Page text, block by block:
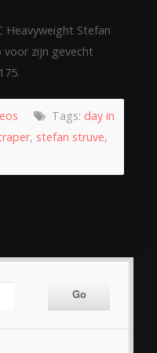
Heavyweight Stefan
voor zijn gevecht
Tags: day in
, stefan struve,